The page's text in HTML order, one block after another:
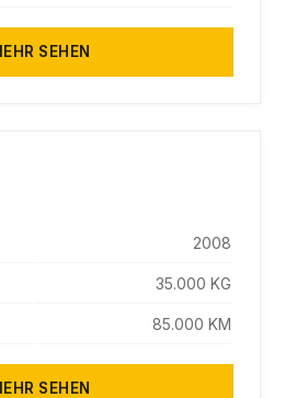
SEHEN
2008
35.000 KG
85.000 KM
SEHEN